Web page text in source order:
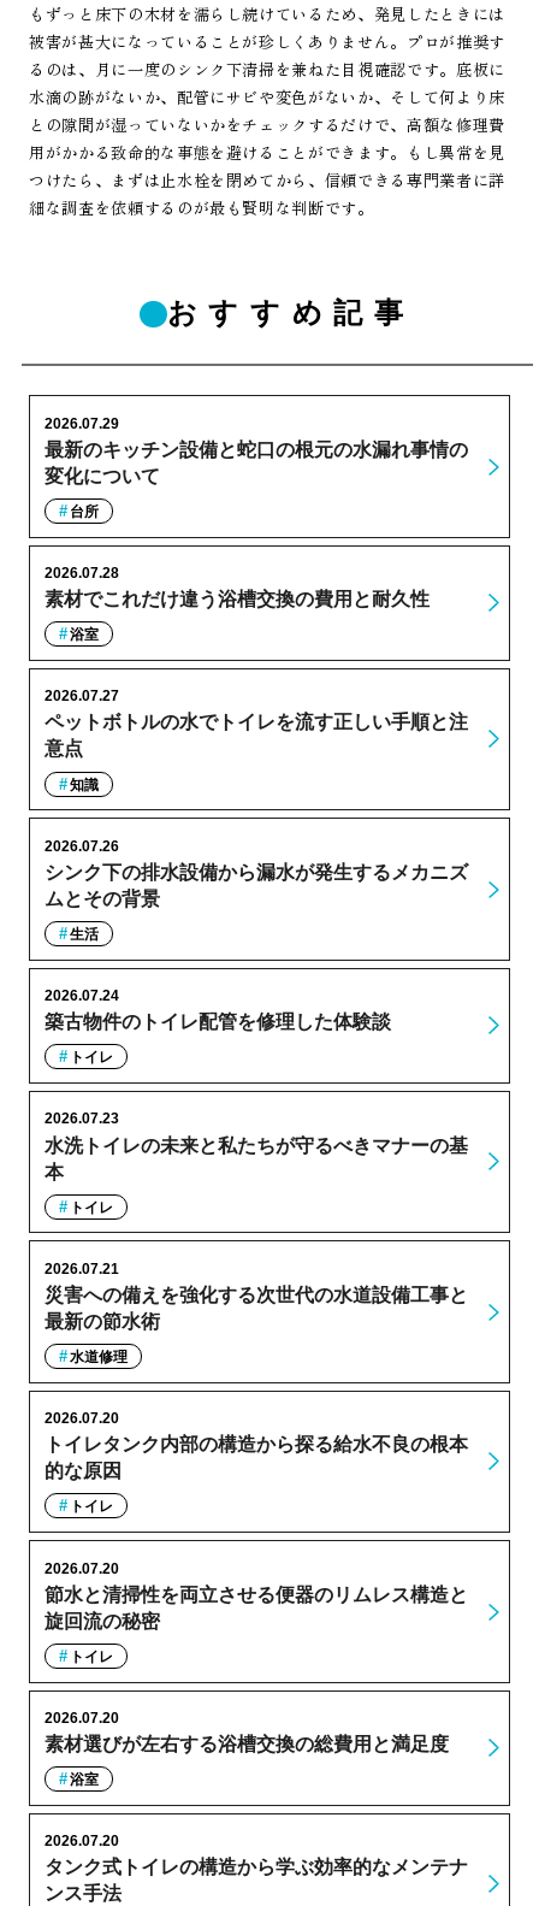
もずっと床下の木材を濡らし続けているため、発見したときには
被害が甚大になっていることが珍しくありません。プロが推奨す
るのは、月に一度のシンク下清掃を兼ねた目視確認です。底板に
水滴の跡がないか、配管にサビや変色がないか、そして何より床
との隙間が湿っていないかをチェックするだけで、高額な修理費
用がかかる致命的な事態を避けることができます。もし異常を見
つけたら、まずは止水栓を閉めてから、信頼できる専門業者に詳
細な調査を依頼するのが最も賢明な判断です。
おすすめ記事
最新のキッチン設備と蛇口の根元の水漏れ事情の
変化について
2026.07.29
台所
素材でこれだけ違う浴槽交換の費用と耐久性
2026.07.28
浴室
ペットボトルの水でトイレを流す正しい手順と注
意点
2026.07.27
知識
シンク下の排水設備から漏水が発生するメカニズ
ムとその背景
2026.07.26
生活
築古物件のトイレ配管を修理した体験談
2026.07.24
トイレ
水洗トイレの未来と私たちが守るべきマナーの基
本
2026.07.23
トイレ
災害への備えを強化する次世代の水道設備工事と
最新の節水術
2026.07.21
水道修理
トイレタンク内部の構造から探る給水不良の根本
的な原因
2026.07.20
トイレ
節水と清掃性を両立させる便器のリムレス構造と
旋回流の秘密
2026.07.20
トイレ
素材選びが左右する浴槽交換の総費用と満足度
2026.07.20
浴室
タンク式トイレの構造から学ぶ効率的なメンテナ
ンス手法
2026.07.20